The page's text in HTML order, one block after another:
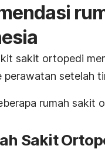
sakit ortopedi
perawatan setelah
rumah sakit
Sakit